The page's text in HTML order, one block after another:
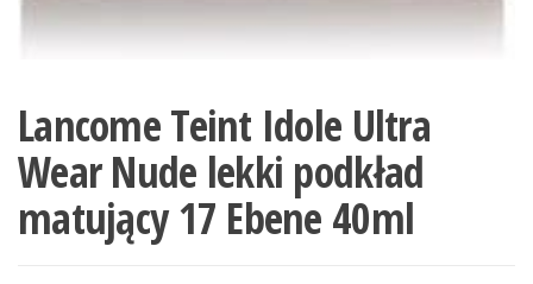
Lancome Teint Idole Ultra
Wear Nude lekki podkład
matujący 17 Ebene 40ml